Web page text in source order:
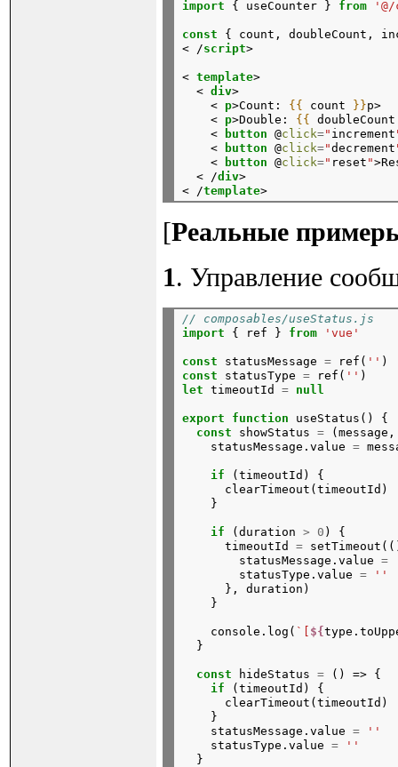
import
{ useCounter } from
const { count, doubleCount,
< /script>
< template>
  <
div>
    <
p>Count: {{ count }}p>
    <
p>Double: {{
doubleCount
    <
button @click=" increment
    <
button @click="decrement
    <
button @click=" reset "
  < /
div>
< /template
[Реальные
1. Управление
// composables/useStatus.js
import
{ ref } from 'vue'
const statusMessage = ref( '' )
const
statusType = ref( '' )
let
timeoutId = null
export function useStatus()
{
const
showStatus =
(message,
statusMessage.value
=
if (timeoutId)
{
clearTimeout(timeoutId)
}
if (duration > 0 )
{
timeoutId
=
statusMessage.value
=
statusType.value
=
''
},
duration)
}
console.log( `[ ${
}
const hideStatus = () => {
if
(timeoutId)
{
clearTimeout(timeoutId)
}
statusMessage.value
=
''
statusType.value
=
''
}